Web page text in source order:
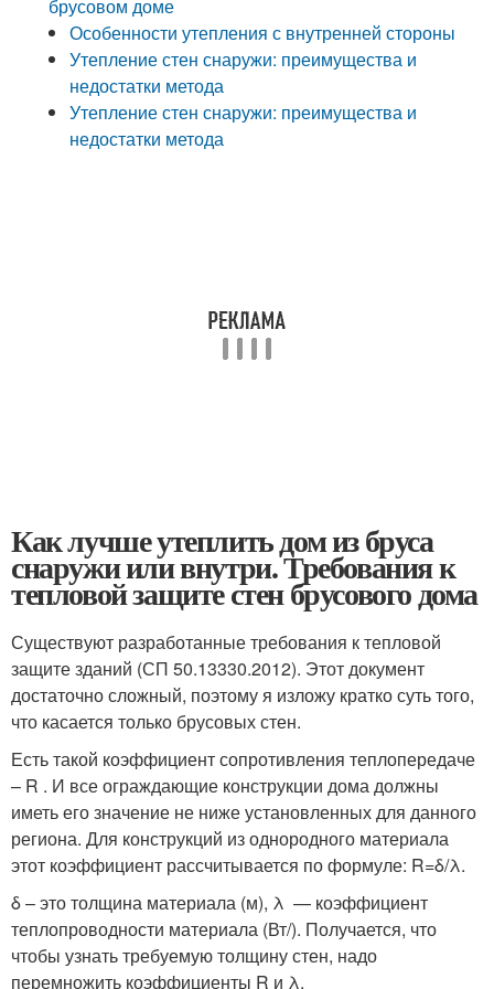
брусовом доме
Особенности утепления с внутренней стороны
Утепление стен снаружи: преимущества и
недостатки метода
Утепление стен снаружи: преимущества и
недостатки метода
Как лучше утеплить дом из бруса
снаружи или внутри. Требования к
тепловой защите стен брусового дома
Существуют разработанные требования к тепловой
защите зданий (СП 50.13330.2012). Этот документ
достаточно сложный, поэтому я изложу кратко суть того,
что касается только брусовых стен.
Есть такой коэффициент сопротивления теплопередаче
– R . И все ограждающие конструкции дома должны
иметь его значение не ниже установленных для данного
региона. Для конструкций из однородного материала
этот коэффициент рассчитывается по формуле: R=δ/λ.
δ – это толщина материала (м), λ — коэффициент
теплопроводности материала (Вт/). Получается, что
чтобы узнать требуемую толщину стен, надо
перемножить коэффициенты R и λ.